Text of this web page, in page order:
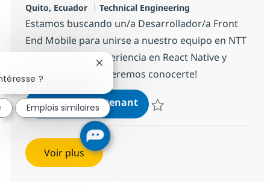
Localisation
Quito, Ecuador Catégorie
Technical Engineering
Estamos buscando un/a Desarrollador/a Front
End Mobile para unirse a nuestro equipo en NTT
DATA. Si tienes experiencia en React Native y
microservicios, ¡queremos conocerte!
Postulez maintenantDesarrollador React native
Voir plus
?
Fermer la notification du chatbot
Emplois similaires